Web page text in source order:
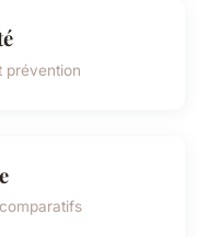
prévention